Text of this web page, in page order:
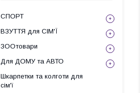
СПОРТ
ВЗУТТЯ для СІМ'Ї
ЗООтовари
Для ДОМУ та АВТО
Шкарпетки та колготи для
сім'ї